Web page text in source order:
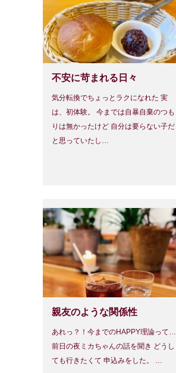
不安に苛まれる日々
気分転換でちょっとラクになれた 実
は、初体験。 今までは自暴自棄のつも
りは無かったけど 自分は要らない子だ
と思っていたし…
親友のような関係性
あれっ？！今までのHAPPY理論って…
前日の夜ミカちゃんの話を聞き どうし
ても行きたくて 申込みをした。 …